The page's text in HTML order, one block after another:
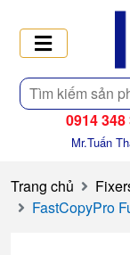
Tìm
kiếm
0914 348
Mr.Tuấn
Trang chủ
FastCopyPro